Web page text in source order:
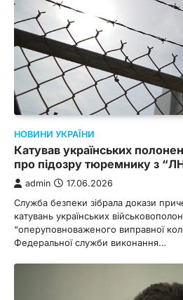
НОВИНИ УКРАЇНИ
Катував українських
про підозру тюремнику з
admin 17.06.2026
Служба безпеки зібрала докази
катувань українських
“оперуповноваженого виправної
Федеральної служби виконання…